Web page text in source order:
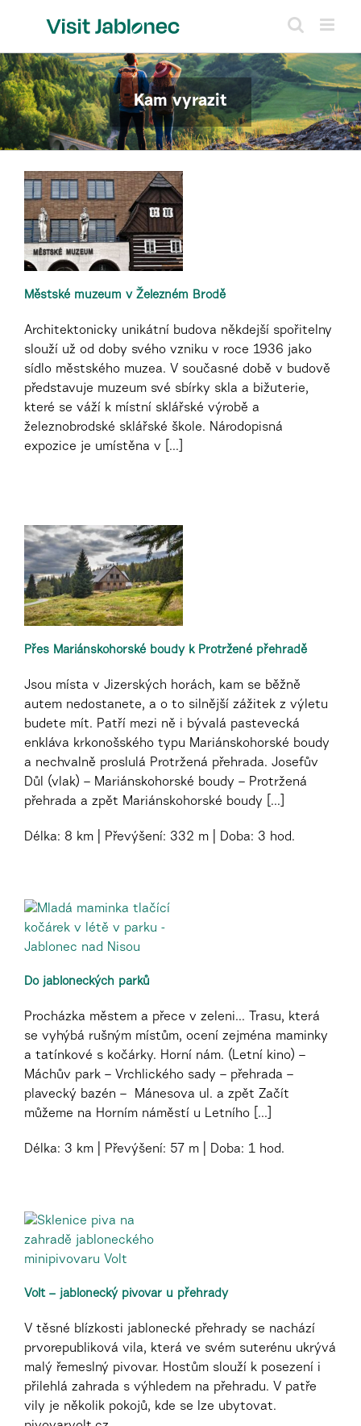
Kam vyrazit
Městské muzeum v Železném Brodě
Architektonicky unikátní budova někdejší spořitelny
slouží už od doby svého vzniku v roce 1936 jako
sídlo městského muzea. V současné době v budově
představuje muzeum své sbírky skla a bižuterie,
které se váží k místní sklářské výrobě a
železnobrodské sklářské škole. Národopisná
expozice je umístěna v [...]
Přes Mariánskohorské boudy k Protržené přehradě
Jsou místa v Jizerských horách, kam se běžně
autem nedostanete, a o to silnější zážitek z výletu
budete mít. Patří mezi ně i bývalá pastevecká
enkláva krkonošského typu Mariánskohorské boudy
a nechvalně proslulá Protržená přehrada. Josefův
Důl (vlak) – Mariánskohorské boudy – Protržená
přehrada a zpět Mariánskohorské boudy [...]
Délka: 8 km Převýšení: 332 m Doba: 3 hod.
Do jabloneckých parků
Procházka městem a přece v zeleni... Trasu, která
se vyhýbá rušným místům, ocení zejména maminky
a tatínkové s kočárky. Horní nám. (Letní kino) –
Máchův park – Vrchlického sady – přehrada –
plavecký bazén – Mánesova ul. a zpět Začít
můžeme na Horním náměstí u Letního [...]
Délka: 3 km Převýšení: 57 m Doba: 1 hod.
Volt – jablonecký pivovar u přehrady
V těsné blízkosti jablonecké přehrady se nachází
prvorepubliková vila, která ve svém suterénu ukrývá
malý řemeslný pivovar. Hostům slouží k posezení i
přilehlá zahrada s výhledem na přehradu. V patře
vily je několik pokojů, kde se lze ubytovat.